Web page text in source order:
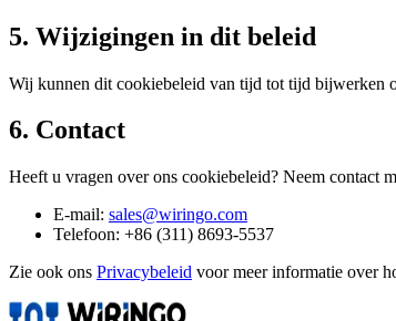
5. Wijzigingen in dit beleid
Wij kunnen dit cookiebeleid van tijd tot tijd bijwerken
6. Contact
Heeft u vragen over ons cookiebeleid? Neem contact
E-mail: sales@wiringo.com
Telefoon: +86 (311) 8693-5537
Zie ook ons Privacybeleid voor meer informatie over